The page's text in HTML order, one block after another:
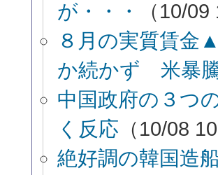
が・・・
（10/
８月の実質賃
か続かず 米暴
中国政府の３つ
く反応 （10/08
絶好調の韓国造